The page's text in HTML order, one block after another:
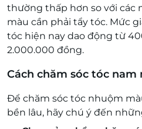
thường thấp hơn so với các
màu cần phải tẩy tóc. Mức
tóc hiện nay dao động từ
2.000.000 đồng.
Cách chăm sóc tóc
Để chăm sóc tóc nhuộm
bền lâu, hãy chú ý đến